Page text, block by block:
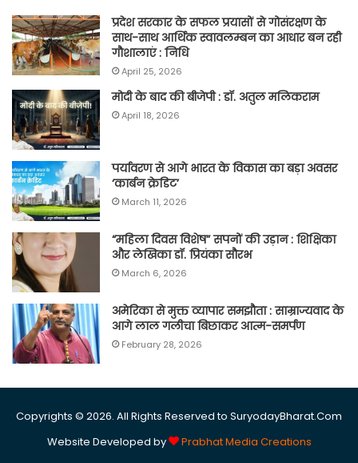
प्रदेश सरकार के सफल प्रयासों से गोसंरक्षण के
साथ-साथ आर्थिक स्वावलम्बन का आधार बन रही
गौशालाएं : निधि
April 25, 2026
मोदी के बाद की बीजेपी : डॉ. अतुल मलिकराम
April 18, 2026
पर्यावरण से आगे भारत के विकास का बड़ा अवसर
‘कार्बन क्रेडिट’
March 11, 2026
“महिला दिवस विशेष” सपनों की उड़ान : शिक्षिका
और लेखिका डॉ. प्रियंका सौरभ
March 6, 2026
अमेरिका से मुक्त व्यापार समझौता : साम्राज्यवाद के
आगे लाल गलीचा बिछाकर आत्म-समर्पण
February 28, 2026
Copyrights © 2026. All Rights Reserved to SuryodayBharat.Com
Website Developed by
Prabhat Media Creations